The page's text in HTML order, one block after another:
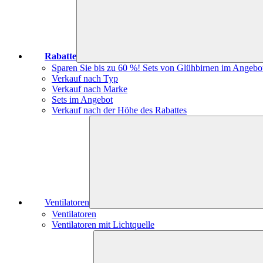
Rabatte
Sparen Sie bis zu 60 %! Sets von Glühbirnen im
Verkauf nach Typ
Verkauf nach Marke
Sets im Angebot
Verkauf nach der Höhe des Rabattes
Ventilatoren
Ventilatoren
Ventilatoren mit Lichtquelle